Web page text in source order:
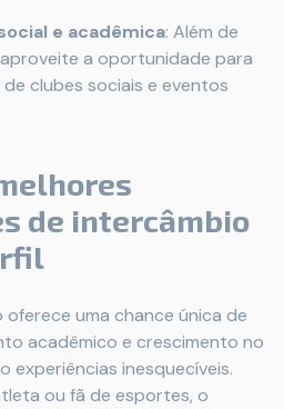
e acadêmica: Além de
a oportunidade para
clubes sociais e eventos
de intercâmbio
uma chance única de
acadêmico e crescimento no
inesquecíveis.
ou fã de esportes, o